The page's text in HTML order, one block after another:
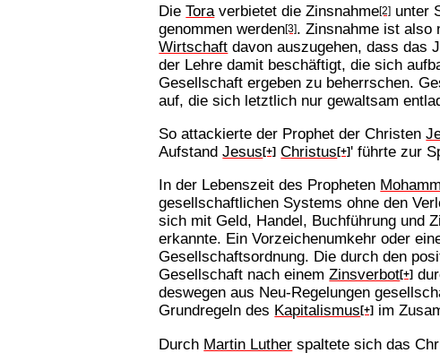
DieTora verbietet die Zinsnahme[2] unter
genommen werden[3]. Zinsnahme ist also
Wirtschaft davon auszugehen, dass das
der Lehre damit beschäftigt, die sich
Gesellschaft ergeben zu beherrschen.
auf, die sich letztlich nur gewaltsam
So attackierte der Prophet der Christen
AufstandJesus[+] Christus[+]' führte zur
In der Lebenszeit des Propheten
gesellschaftlichen Systems ohne den
sich mit Geld, Handel, Buchführung und
erkannte. Ein Vorzeichenumkehr oder
Gesellschaftsordnung. Die durch den
Gesellschaft nach einemZinsverbot[+]
deswegen aus Neu-Regelungen
Grundregeln des Kapitalismus[+] im
Durch Martin Luther spaltete sich das